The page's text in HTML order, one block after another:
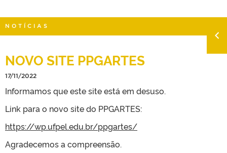
TELEFONES
NOTÍCIAS
NOVO SITE PPGARTES
17/11/2022
Informamos que este site está em desuso.
Link para o novo site do PPGARTES:
https://wp.ufpel.edu.br/ppgartes/
Agradecemos a compreensão.